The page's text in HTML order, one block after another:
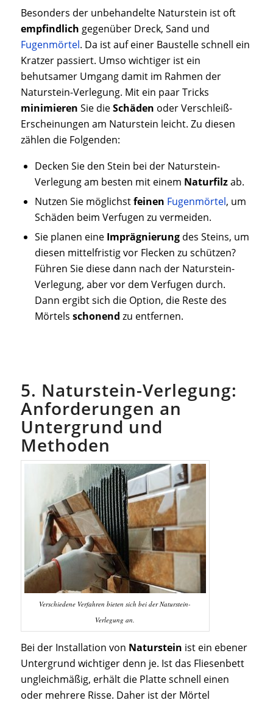
Besonders der unbehandelte Naturstein ist oft
empfindlich gegenüber Dreck, Sand und
Fugenmörtel. Da ist auf einer Baustelle schnell ein
Kratzer passiert. Umso wichtiger ist ein
behutsamer Umgang damit im Rahmen der
Naturstein-Verlegung. Mit ein paar Tricks
minimieren Sie dieSchäden oder Verschleiß-
Erscheinungen am Naturstein leicht. Zu diesen
zählen die Folgenden:
Decken Sie den Stein bei der Naturstein-
Verlegung am besten mit einem Naturfilzab.
Nutzen Sie möglichstfeinen Fugenmörtel, um
Schäden beim Verfugen zu vermeiden.
Sie planen eine Imprägnierungdes Steins, um
diesen mittelfristig vor Flecken zu schützen?
Führen Sie diese dann nach der Naturstein-
Verlegung, aber vor dem Verfugen durch.
Dann ergibt sich die Option, die Reste des
Mörtels schonend zu entfernen.
5. Naturstein-Verlegung:
Anforderungen an
Untergrund und
Methoden
Verschiedene Verfahren bieten sich bei der Naturstein-
Verlegung an.
Bei der Installation von Naturstein ist ein ebener
Untergrund wichtiger denn je. Ist das Fliesenbett
ungleichmäßig, erhält die Platte schnell einen
oder mehrere Risse. Daher ist der Mörtel